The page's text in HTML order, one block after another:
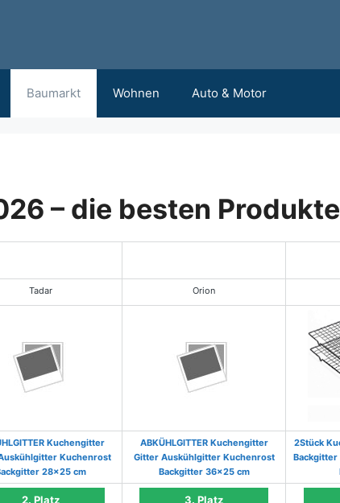
Baumarkt Wohnen Auto & Motor
– die besten
Tadar Orion
Kuchengitter
Kuchenrost
28x25 cm
ABKÜHLGITTER Kuchengitter
Gitter Auskühlgitter Kuchenrost
Backgitter 36x25 cm
2Stück
Backgitter
2. Platz 3. Platz